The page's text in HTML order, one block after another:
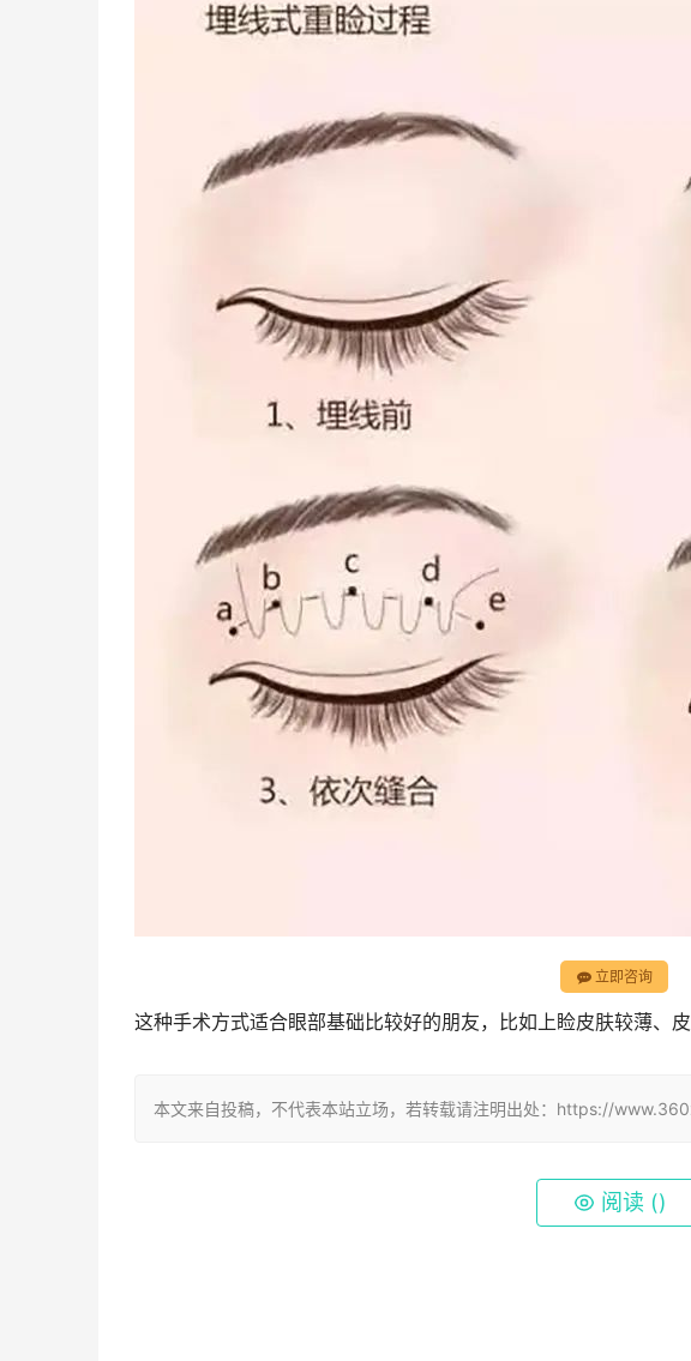
立即咨询
这种手术方式适合眼部基础比较好的朋友，比如上睑皮肤较薄、
本文来自投稿，不代表本站立场，若转载请注明出处：https://
阅读 ()